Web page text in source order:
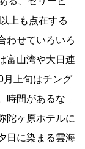
上も点在する
わせていろいろ
富山湾や大日連
月上旬はチング
時間があるな
陀ヶ原ホテルに
日に染まる雲海